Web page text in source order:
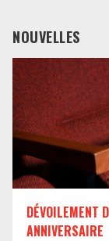
NOUVELLES
DÉVOILEMENT
ANNIVERSAIRE